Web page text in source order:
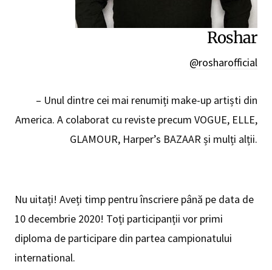
Roshar
@rosharofficial
– Unul dintre cei mai renumiți make-up artiști din
America. A colaborat cu reviste precum VOGUE, ELLE,
GLAMOUR, Harper’s BAZAAR și mulți alții.
Nu uitați! Aveți timp pentru înscriere până pe data de
10 decembrie 2020! Toți participanții vor primi
diploma de participare din partea campionatului
international.